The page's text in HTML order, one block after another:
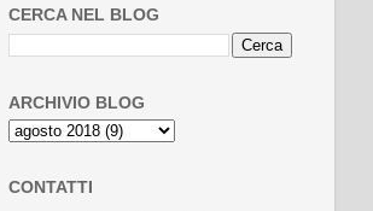
CERCA NEL BLOG
ARCHIVIO BLOG
CONTATTI